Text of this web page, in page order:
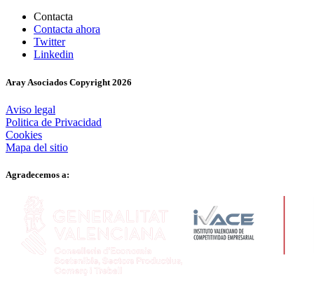
Contacta
Contacta ahora
Twitter
Linkedin
Aray Asociados Copyright 2026
Aviso legal
Politica de Privacidad
Cookies
Mapa del sitio
Agradecemos a: